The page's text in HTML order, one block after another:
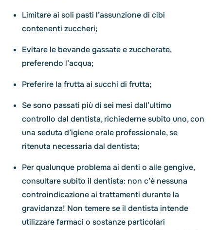
Limitare ai soli pasti l’assunzione di cibi
contenenti zuccheri;
Evitare le bevande gassate e zuccherate,
preferendo l’acqua;
Preferire la frutta ai succhi di frutta;
Se sono passati più di sei mesi dall’ultimo
controllo dal dentista, richiederne subito uno, con
una seduta d’igiene orale professionale, se
ritenuta necessaria dal dentista;
Per qualunque problema ai denti o alle gengive,
consultare subito il dentista: non c’è nessuna
controindicazione ai trattamenti durante la
gravidanza! Non temere se il dentista intende
utilizzare farmaci o sostanze particolari